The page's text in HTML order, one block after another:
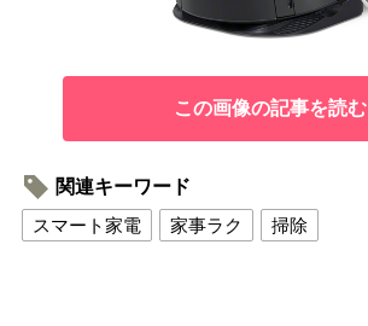
この画像の記事を読む
関連キーワード
スマート家電
家事ラク 掃除